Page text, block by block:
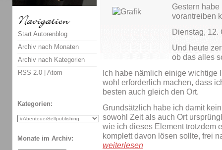
Gestern
vorantreiben
Dienstag, 12.
Und heute
ob das alles
Ich habe nämlich einige wichtige
wohl erforderlich machen, dass
besten auch gleich den Ort.
Grundsätzlich habe ich damit
sowohl Zeit als auch Ort
wie ich dieses Element trotzdem
komplett davon lösen sollte, frei
weiterlesen
Start Autorenblog
Archiv nach Monaten
Archiv nach Kategorien
RSS 2.0 | Atom
Kategorien:
Monate im Archiv: